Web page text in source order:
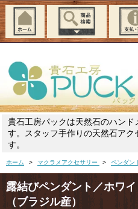
貴石工房パックは天然石のハン
す。スタッフ手作りの天然石アク
す。
ホーム > マクラメアクセサリー > ペンダン
露結びペンダント／ホワ
（ブラジル産）